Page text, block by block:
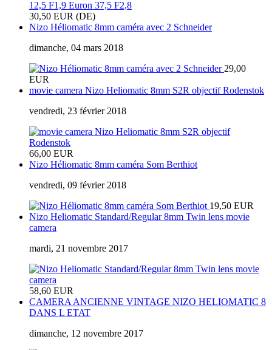
30,50 EUR (DE)
Nizo Héliomatic 8mm caméra avec 2 Schneider
dimanche, 04 mars 2018
29,00
EUR
movie camera Nizo Heliomatic 8mm S2R objectif Rodenstok
vendredi, 23 février 2018
66,00 EUR
Nizo Héliomatic 8mm caméra Som Berthiot
vendredi, 09 février 2018
19,50 EUR
Nizo Heliomatic Standard/Regular 8mm Twin lens movie
camera
mardi, 21 novembre 2017
58,60 EUR
CAMERA ANCIENNE VINTAGE NIZO HELIOMATIC 8
DANS L ETAT
dimanche, 12 novembre 2017